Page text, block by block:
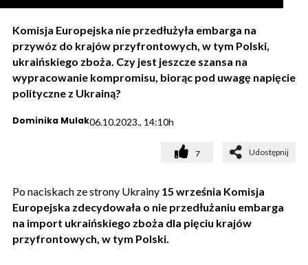
Komisja Europejska nie przedłużyła embarga na
przywóz do krajów przyfrontowych, w tym Polski,
ukraińskiego zboża. Czy jest jeszcze szansa na
wypracowanie kompromisu, biorąc pod uwagę napięcie
polityczne z Ukrainą?
Dominika Mulak06.10.2023., 14:10h
7 Udostępnij
Po naciskach ze strony Ukrainy 15 września Komisja
Europejska zdecydowała o nie przedłużaniu embarga
na import ukraińskiego zboża dla pięciu krajów
przyfrontowych, w tym Polski.